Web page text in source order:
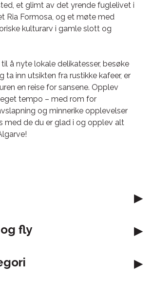
et glimt av det yrende fuglelivet i
Ria Formosa, og et møte med
kulturarv i gamle slott og
å nyte lokale delikatesser, besøke
ta inn utsikten fra rustikke kafeer, er
en reise for sansene. Opplev
tempo – med rom for
og minnerike opplevelser
med de du er glad i og opplev alt
fly